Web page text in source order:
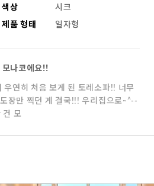
색상
시크
제품 형태
일자형
나코에요!!
우연히 처음 보게 된 토레소파!! 너무
결국!!! 우리집으로~^--
건 모